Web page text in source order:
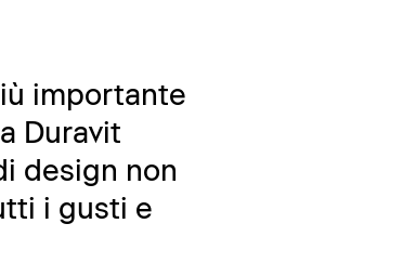
importante
Duravit
design non
i gusti e